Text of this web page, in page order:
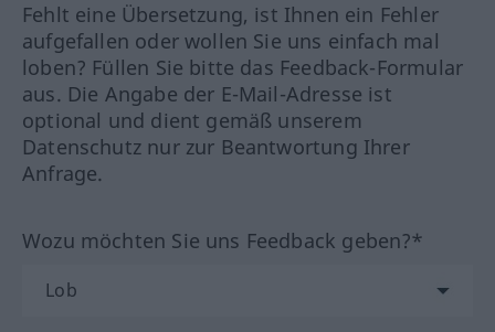
Fehlt eine Übersetzung, ist Ihnen ein Fehler
aufgefallen oder wollen Sie uns einfach mal
loben? Füllen Sie bitte das Feedback-Formular
aus. Die Angabe der E-Mail-Adresse ist
optional und dient gemäß unserem
Datenschutz nur zur Beantwortung Ihrer
Anfrage.
Wozu möchten Sie uns Feedback geben?*